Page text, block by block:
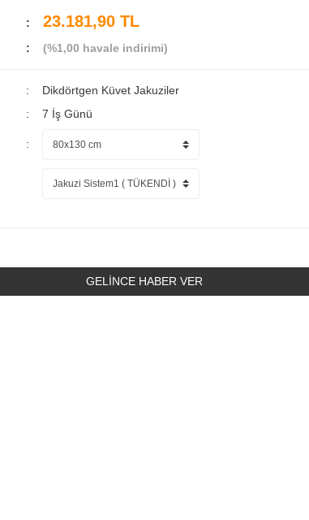
23.181,90 TL
(%1,00 havale indirimi)
Dikdörtgen Küvet Jakuziler
7 İş Günü
GELİNCE HABER VER